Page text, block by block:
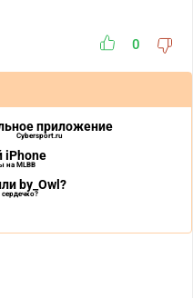
0
приложение
Cybersport.ru
iPhone
на MLBB
by_Owl?
сердечко?